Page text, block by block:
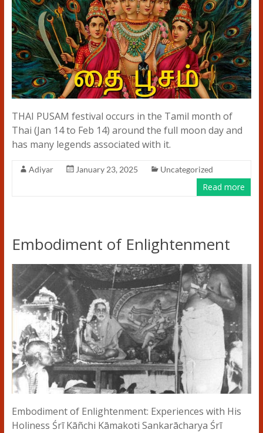
THAI PUSAM festival occurs in the Tamil month of
Thai (Jan 14 to Feb 14) around the full moon day and
has many legends associated with it.
Adiyar January 23, 2025 Uncategorized
Read more
Embodiment of Enlightenment
Embodiment of Enlightenment: Experiences with His
Holiness Śrī Kāñchi Kāmakoti Sankarācharya Śrī